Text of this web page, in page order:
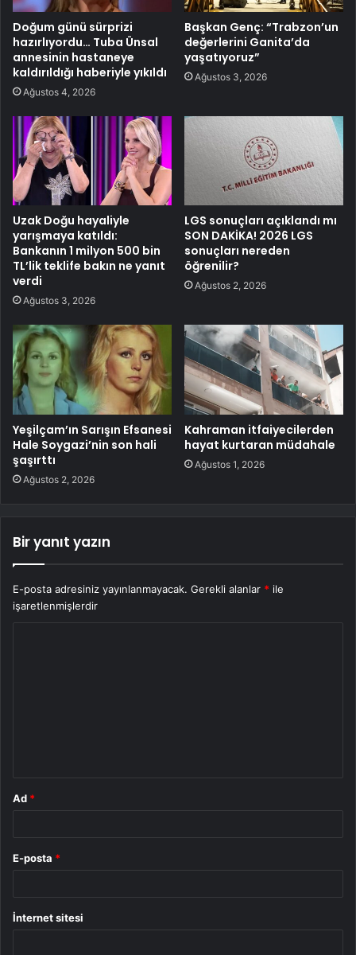
Doğum günü sürprizi
hazırlıyordu… Tuba Ünsal
annesinin hastaneye
kaldırıldığı haberiyle yıkıldı
Ağustos 4, 2026
Başkan Genç: “Trabzon’un
değerlerini Ganita’da
yaşatıyoruz”
Ağustos 3, 2026
Uzak Doğu hayaliyle
yarışmaya katıldı:
Bankanın 1 milyon 500 bin
TL’lik teklife bakın ne yanıt
verdi
Ağustos 3, 2026
LGS sonuçları açıklandı mı
SON DAKİKA! 2026 LGS
sonuçları nereden
öğrenilir?
Ağustos 2, 2026
Yeşilçam’ın Sarışın Efsanesi
Hale Soygazi’nin son hali
şaşırttı
Ağustos 2, 2026
Kahraman itfaiyecilerden
hayat kurtaran müdahale
Ağustos 1, 2026
Bir yanıt yazın
E-posta adresiniz yayınlanmayacak. Gerekli alanlar * ile
işaretlenmişlerdir
Ad *
E-posta *
İnternet sitesi